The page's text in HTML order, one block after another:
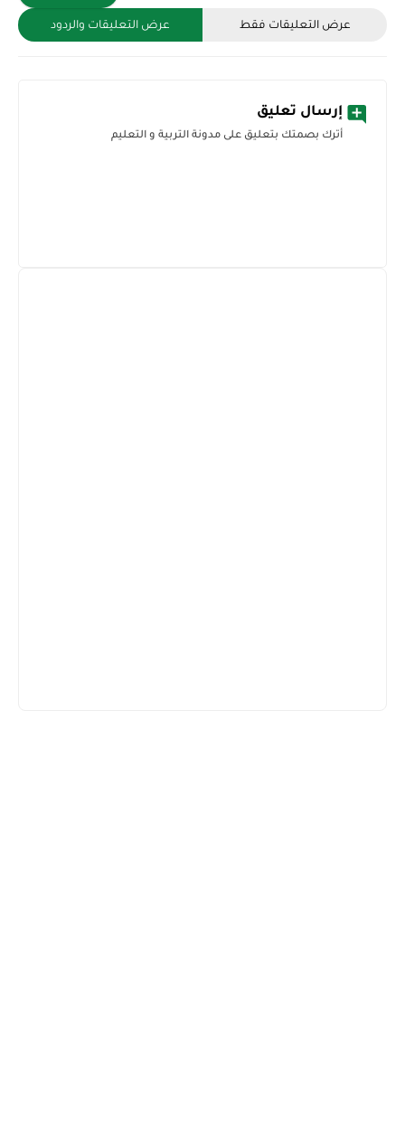
عرض التعليقات فقط عرض التعليقات والردود
إرسال تعليق
أترك بصمتك بتعليق على مدونة التربية و التعليم